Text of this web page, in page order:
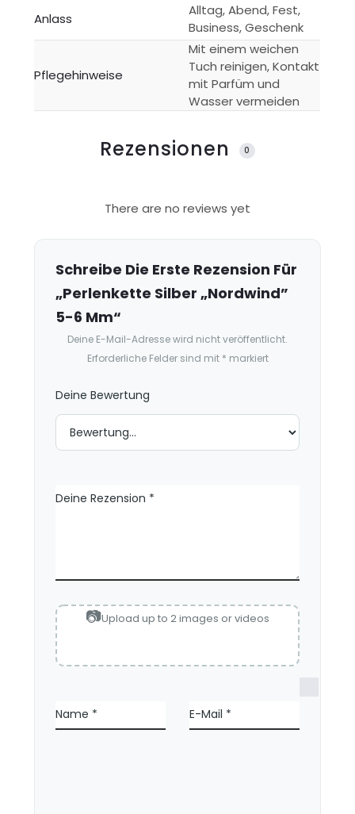
Anlass
Alltag, Abend, Fest,
Business, Geschenk
Pflegehinweise
Mit einem weichen
Tuch reinigen, Kontakt
mit Parfüm und
Wasser vermeiden
Rezensionen 0
z
There are no reviews yet
Schreibe Die Erste Rezension Für
„Perlenkette Silber „Nordwind”
5-6 Mm“
Deine E-Mail-Adresse wird nicht veröffentlicht.
Erforderliche Felder sind mit * markiert
Deine Bewertung
Deine Rezension *
Upload up to 2 images or videos
Name * E-Mail *